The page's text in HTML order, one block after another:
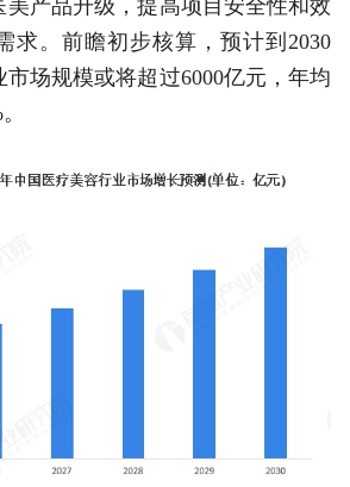
产品升级，提高项目安全性和效
求。前瞻初步核算，预计到2030
场规模或将超过6000亿元，年均